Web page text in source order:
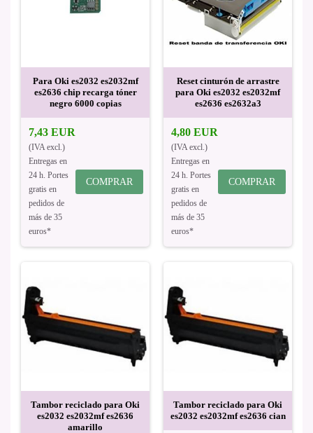
Para Oki es2032 es2032mf
es2636 chip recarga tóner
negro 6000 copias
7,43 EUR
(IVA excl.)
Entregas en
24 h. Portes
gratis en
pedidos de
más de 35
euros*
COMPRAR
Reset cinturón de arrastre
para Oki es2032 es2032mf
es2636 es2632a3
4,80 EUR
(IVA excl.)
Entregas en
24 h. Portes
gratis en
pedidos de
más de 35
euros*
COMPRAR
Tambor reciclado para Oki
es2032 es2032mf es2636
amarillo
Tambor reciclado para Oki
es2032 es2032mf es2636 cian